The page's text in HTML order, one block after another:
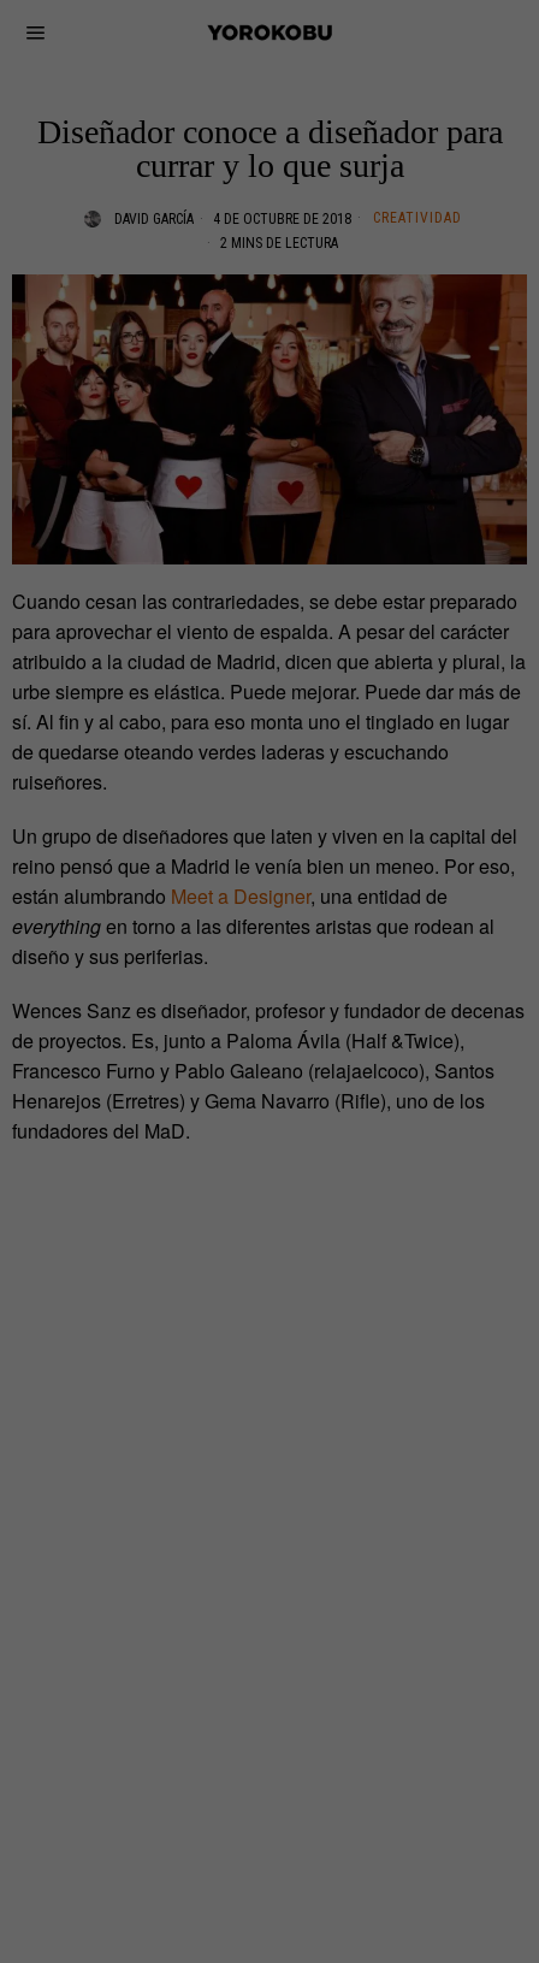
Diseñador conoce a diseñador para
currar y lo que surja
DAVID GARCÍA 4 DE OCTUBRE DE 2018
CREATIVIDAD
2 MINS DE LECTURA
Cuando cesan las contrariedades, se debe estar preparado
para aprovechar el viento de espalda. A pesar del carácter
atribuido a la ciudad de Madrid, dicen que abierta y plural, la
urbe siempre es elástica. Puede mejorar. Puede dar más de
sí. Al fin y al cabo, para eso monta uno el tinglado en lugar
de quedarse oteando verdes laderas y escuchando
ruiseñores.
Un grupo de diseñadores que laten y viven en la capital del
reino pensó que a Madrid le venía bien un meneo. Por eso,
están alumbrando Meet a Designer, una entidad de
everythingen torno a las diferentes aristas que rodean al
diseño y sus periferias.
Wences Sanz es diseñador, profesor y fundador de decenas
de proyectos. Es, junto a Paloma Ávila (Half &Twice),
Francesco Furno y Pablo Galeano (relajaelcoco), Santos
Henarejos (Erretres) y Gema Navarro (Rifle), uno de los
fundadores del MaD.